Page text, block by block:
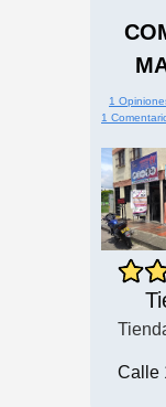
1
1
Calle